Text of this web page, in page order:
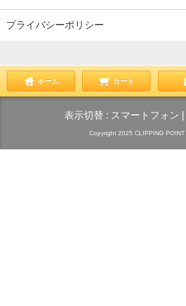
プライバシーポリシー
ホーム カート
表示切替 : スマートフォン
Copyright 2025 CLIPPING POINT